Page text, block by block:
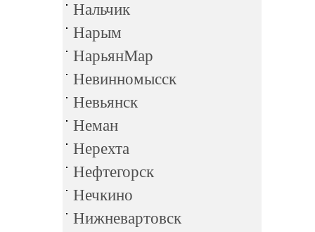
Нальчик
Нарым
НарьянМар
Невинномысск
Невьянск
Неман
Нерехта
Нефтегорск
Нечкино
Нижневартовск